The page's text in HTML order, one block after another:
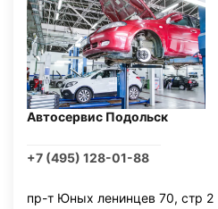
Автосервис Подольск
+7 (495) 128-01-88
пр-т Юных ленинцев 70, стр 2